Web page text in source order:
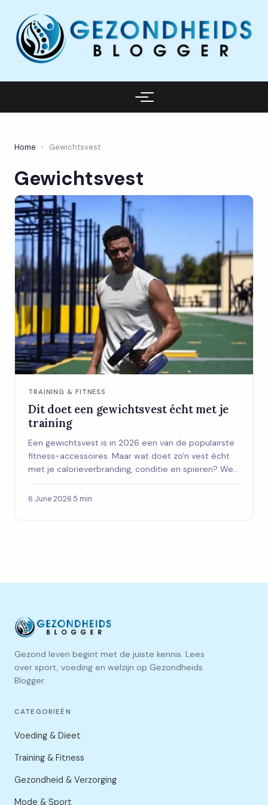
Home › Gewichtsvest
Gewichtsvest
TRAINING & FITNESS
Dit doet een gewichtsvest écht met je
training
Een gewichtsvest is in 2026 een van de populairste
fitness-accessoires. Maar wat doet zo'n vest écht
met je calorieverbranding, conditie en spieren? We
6 June 2026·5 min
Gezond leven begint met de juiste kennis. Lees
over sport, voeding en welzijn op Gezondheids
Blogger.
CATEGORIEËN
Voeding & Dieet
Training & Fitness
Gezondheid & Verzorging
Mode & Sport